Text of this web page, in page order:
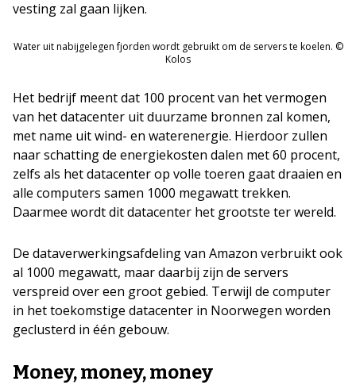
vesting zal gaan lijken.
Water uit nabijgelegen fjorden wordt gebruikt om de servers te koelen. ©
Kolos
Het bedrijf meent dat 100 procent van het vermogen
van het datacenter uit duurzame bronnen zal komen,
met name uit wind- en waterenergie. Hierdoor zullen
naar schatting de energiekosten dalen met 60 procent,
zelfs als het datacenter op volle toeren gaat draaien en
alle computers samen 1000 megawatt trekken.
Daarmee wordt dit datacenter het grootste ter wereld.
De dataverwerkingsafdeling van Amazon verbruikt ook
al 1000 megawatt, maar daarbij zijn de servers
verspreid over een groot gebied. Terwijl de computer
in het toekomstige datacenter in Noorwegen worden
geclusterd in één gebouw.
Money, money, money